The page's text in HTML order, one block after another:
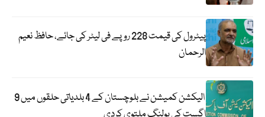
پیٹرول کی قیمت 228 روپے فی لیٹر کی جائے، حافظ نعیم
الرحمان
الیکشن کمیشن نے بلوچستان کے 4 بلدیاتی حلقوں میں 9